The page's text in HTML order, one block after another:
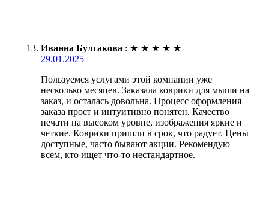
Иванна Булгакова : ★ ★ ★ ★ ★
29.01.2025
Пользуемся услугами этой компании уже
несколько месяцев. Заказала коврики для мыши на
заказ, и осталась довольна. Процесс оформления
заказа прост и интуитивно понятен. Качество
печати на высоком уровне, изображения яркие и
четкие. Коврики пришли в срок, что радует. Цены
доступные, часто бывают акции. Рекомендую
всем, кто ищет что-то нестандартное.